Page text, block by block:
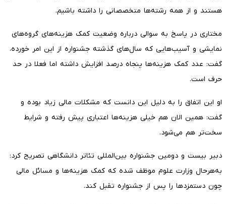
هستند و از همه رشته‌ها متخصصانی را داشته باشیم.
مختاری در پاسخ به سوالی درباره وضعیت کمک هزینه‌های گروه‌های
نمایشی و آسیب‌هایی که سال‌های گذشته جشنواره از این امر خورده،‌
گفت:‌ عدد کمک هزینه‌ها پنجاه درصد افزایش داشته اما فعلا در حد
حرف است.
او این اتفاق را به دلیل این دانست که مشکلات مالی زیاد بوده و
گفت: همین الان هم خیلی هزینه‌ها اعتباری پیش رفته و شرایط
سخت‌تر هم می‌شود.
دبیر بیست و دومین جشنواره بین‌المللی تئاتر دانشگاهی تصریح کرد:
به‌هرحال وزارت علوم موظف شده که کمک هزینه‌ها و مسائل مالی
چون دستمزدها را پس از جشنواره تقبل کند.